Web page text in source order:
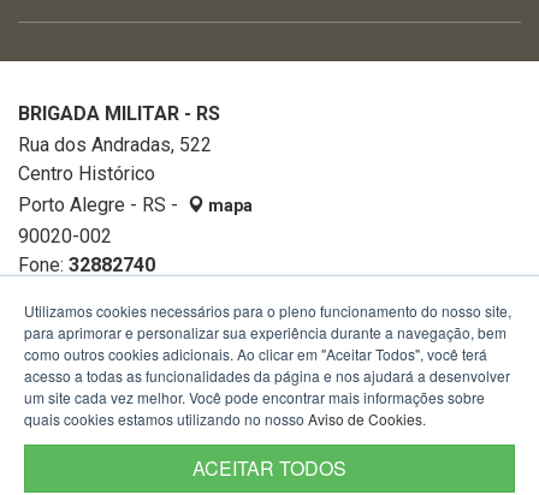
BRIGADA MILITAR - RS
Rua dos Andradas, 522
Centro Histórico
Porto Alegre - RS -
mapa
90020-002
Fone: 32882740
Utilizamos cookies necessários para o pleno funcionamento do nosso site,
para aprimorar e personalizar sua experiência durante a navegação, bem
como outros cookies adicionais. Ao clicar em "Aceitar Todos", você terá
acesso a todas as funcionalidades da página e nos ajudará a desenvolver
um site cada vez melhor. Você pode encontrar mais informações sobre
quais cookies estamos utilizando no nosso Aviso de Cookies.
ACEITAR TODOS